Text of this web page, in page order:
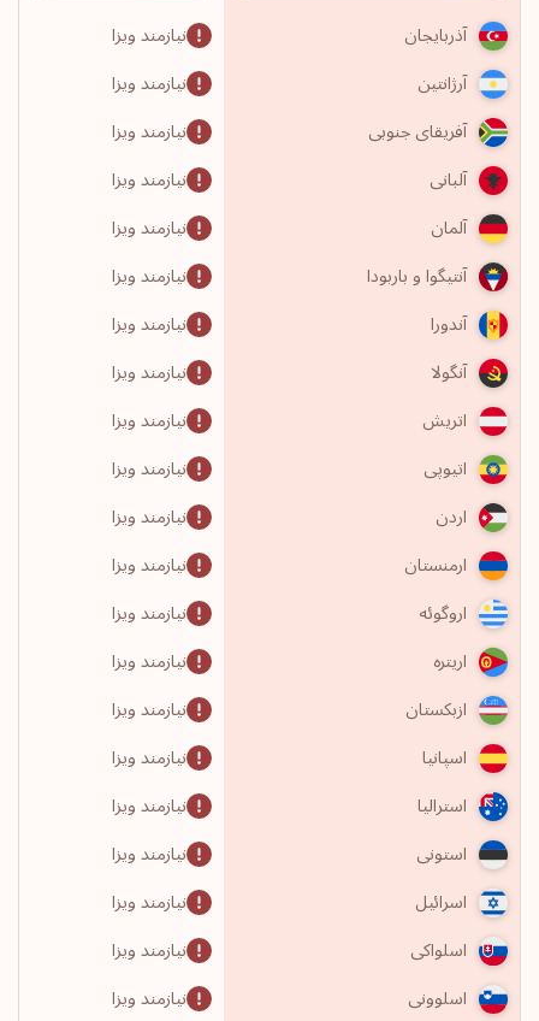
آذربایجان
نیازمند ویزا
آرژانتین
نیازمند ویزا
آفریقای جنوبی
نیازمند ویزا
آلبانی
نیازمند ویزا
آلمان
نیازمند ویزا
آنتیگوا و باربودا
نیازمند ویزا
آندورا
نیازمند ویزا
آنگولا
نیازمند ویزا
اتریش
نیازمند ویزا
اتیوپی
نیازمند ویزا
اردن
نیازمند ویزا
ارمنستان
نیازمند ویزا
اروگوئه
نیازمند ویزا
اریتره
نیازمند ویزا
ازبکستان
نیازمند ویزا
اسپانیا
نیازمند ویزا
استرالیا
نیازمند ویزا
استونی
نیازمند ویزا
اسرائیل
نیازمند ویزا
اسلواکی
نیازمند ویزا
اسلوونی
نیازمند ویزا